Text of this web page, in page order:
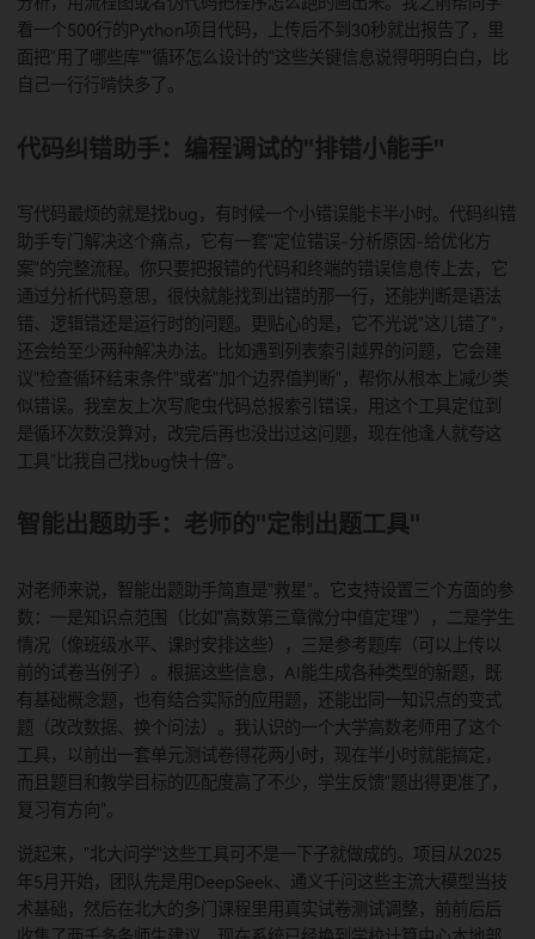
学计算机的同学或者开发者，肯定懂看陌生代码有多头疼。代
答助手在这方面特别实用。它支持上传单个代码段或者多个文
大白话讲清楚这段代码到底要干啥；第二部分是关键讲解，专
出没见过的函数、特别的算法或者容易错的语法；第三部分是
看一个500行的Python项目代码，上传后不到30秒就出报告了
面把"用了哪些库""循环怎么设计的"这些关键信息说得明明白白
自己一行行啃快多了。
代码纠错助手：编程调试的"排错小能手"
写代码最烦的就是找bug，有时候一个小错误能卡半小时。代
助手专门解决这个痛点，它有一套"定位错误-分析原因-给优化
通过分析代码意思，很快就能找到出错的那一行，还能判断是
还会给至少两种解决办法。比如遇到列表索引越界的问题，它
议"检查循环结束条件"或者"加个边界值判断"，帮你从根本上减
似错误。我室友上次写爬虫代码总报索引错误，用这个工具定
是循环次数没算对，改完后再也没出过这问题，现在他逢人就
工具"比我自己找bug快十倍"。
智能出题助手：老师的"定制出题工具"
对老师来说，智能出题助手简直是"救星"。它支持设置三个方
数：一是知识点范围（比如"高数第三章微分中值定理"），二
情况（像班级水平、课时安排这些），三是参考题库（可以上